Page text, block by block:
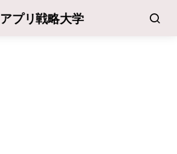
アプリ戦略大学